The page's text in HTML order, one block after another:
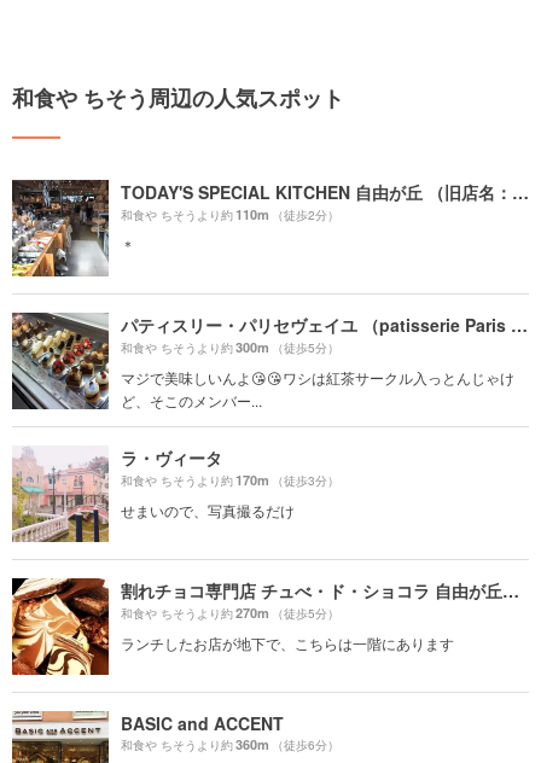
和食や ちそう周辺の人気スポット
TODAY'S SPECIAL KITCHEN 自由が丘 （旧店名：TODAY'S TABLE）
和食や ちそうより約110m （徒歩2分）
＊
パティスリー・パリセヴェイユ （patisserie Paris S'eveille）
和食や ちそうより約300m （徒歩5分）
マジで美味しいんよ😘😘ワシは紅茶サークル入っとんじゃけ
ど、そこのメンバー...
ラ・ヴィータ
和食や ちそうより約170m （徒歩3分）
せまいので、写真撮るだけ
割れチョコ専門店 チュべ・ド・ショコラ 自由が丘本店
和食や ちそうより約270m （徒歩5分）
ランチしたお店が地下で、こちらは一階にあります
BASIC and ACCENT
和食や ちそうより約360m （徒歩6分）